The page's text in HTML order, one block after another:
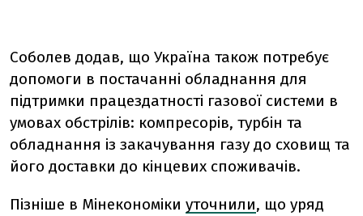
Соболев додав, що Україна також потребує
допомоги в постачанні обладнання для
підтримки працездатності газової системи в
умовах обстрілів: компресорів, турбін та
обладнання із закачування газу до сховищ та
його доставки до кінцевих споживачів.
Пізніше в Мінекономіки уточнили, що уряд